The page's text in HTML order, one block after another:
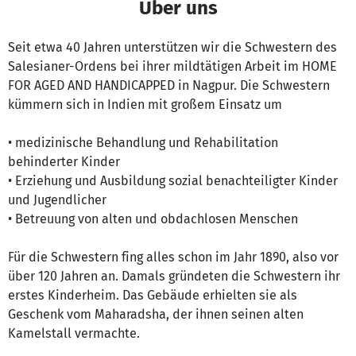
Über uns
Seit etwa 40 Jahren unterstützen wir die Schwestern des
Salesianer-Ordens bei ihrer mildtätigen Arbeit im HOME
FOR AGED AND HANDICAPPED in Nagpur. Die Schwestern
kümmern sich in Indien mit großem Einsatz um
• medizinische Behandlung und Rehabilitation
behinderter Kinder
• Erziehung und Ausbildung sozial benachteiligter Kinder
und Jugendlicher
• Betreuung von alten und obdachlosen Menschen
Für die Schwestern fing alles schon im Jahr 1890, also vor
über 120 Jahren an. Damals gründeten die Schwestern ihr
erstes Kinderheim. Das Gebäude erhielten sie als
Geschenk vom Maharadsha, der ihnen seinen alten
Kamelstall vermachte.